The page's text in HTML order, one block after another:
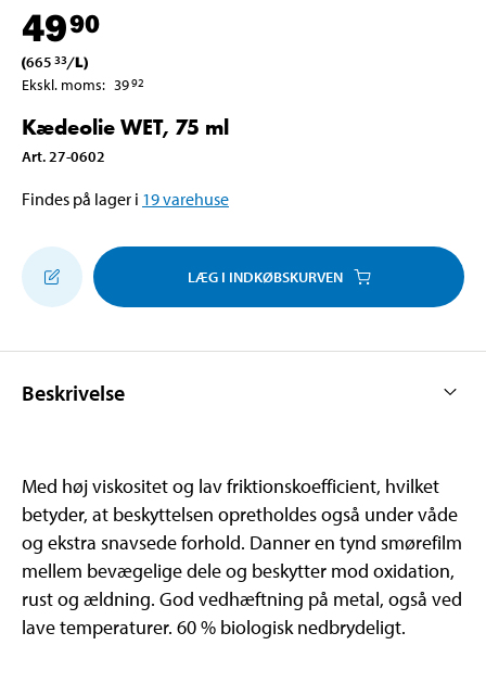
4990
(665 33/L)
Ekskl. moms: 3992
Kædeolie WET, 75 ml
Art. 27-0602
Findes på lager i 19varehuse
LÆG I INDKØBSKURVEN
Beskrivelse
Med høj viskositet og lav friktionskoefficient, hvilket
betyder, at beskyttelsen opretholdes også under våde
og ekstra snavsede forhold. Danner en tynd smørefilm
mellem bevægelige dele og beskytter mod oxidation,
rust og ældning. God vedhæftning på metal, også ved
lave temperaturer. 60 % biologisk nedbrydeligt.